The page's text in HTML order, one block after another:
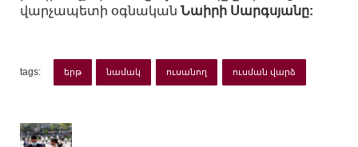
վարչապետի օգնական Նաիրի Սարգսյանը:
tags: երթ նամակ ուսանող ուսման վարձ